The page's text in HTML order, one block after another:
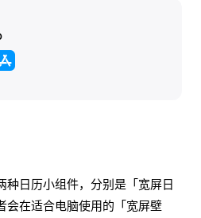
种日历小组件，分别是「宽屏日
会在适合电脑使用的「宽屏壁